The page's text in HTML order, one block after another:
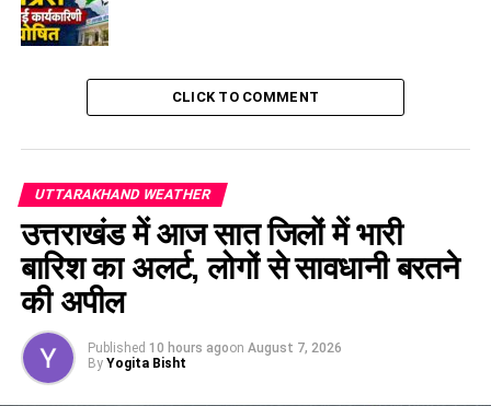
CLICK TO COMMENT
UTTARAKHAND WEATHER
उत्तराखंड में आज सात जिलों में भारी
बारिश का अलर्ट, लोगों से सावधानी बरतने
की अपील
Published 10 hours agoon August 7, 2026
By Yogita Bisht